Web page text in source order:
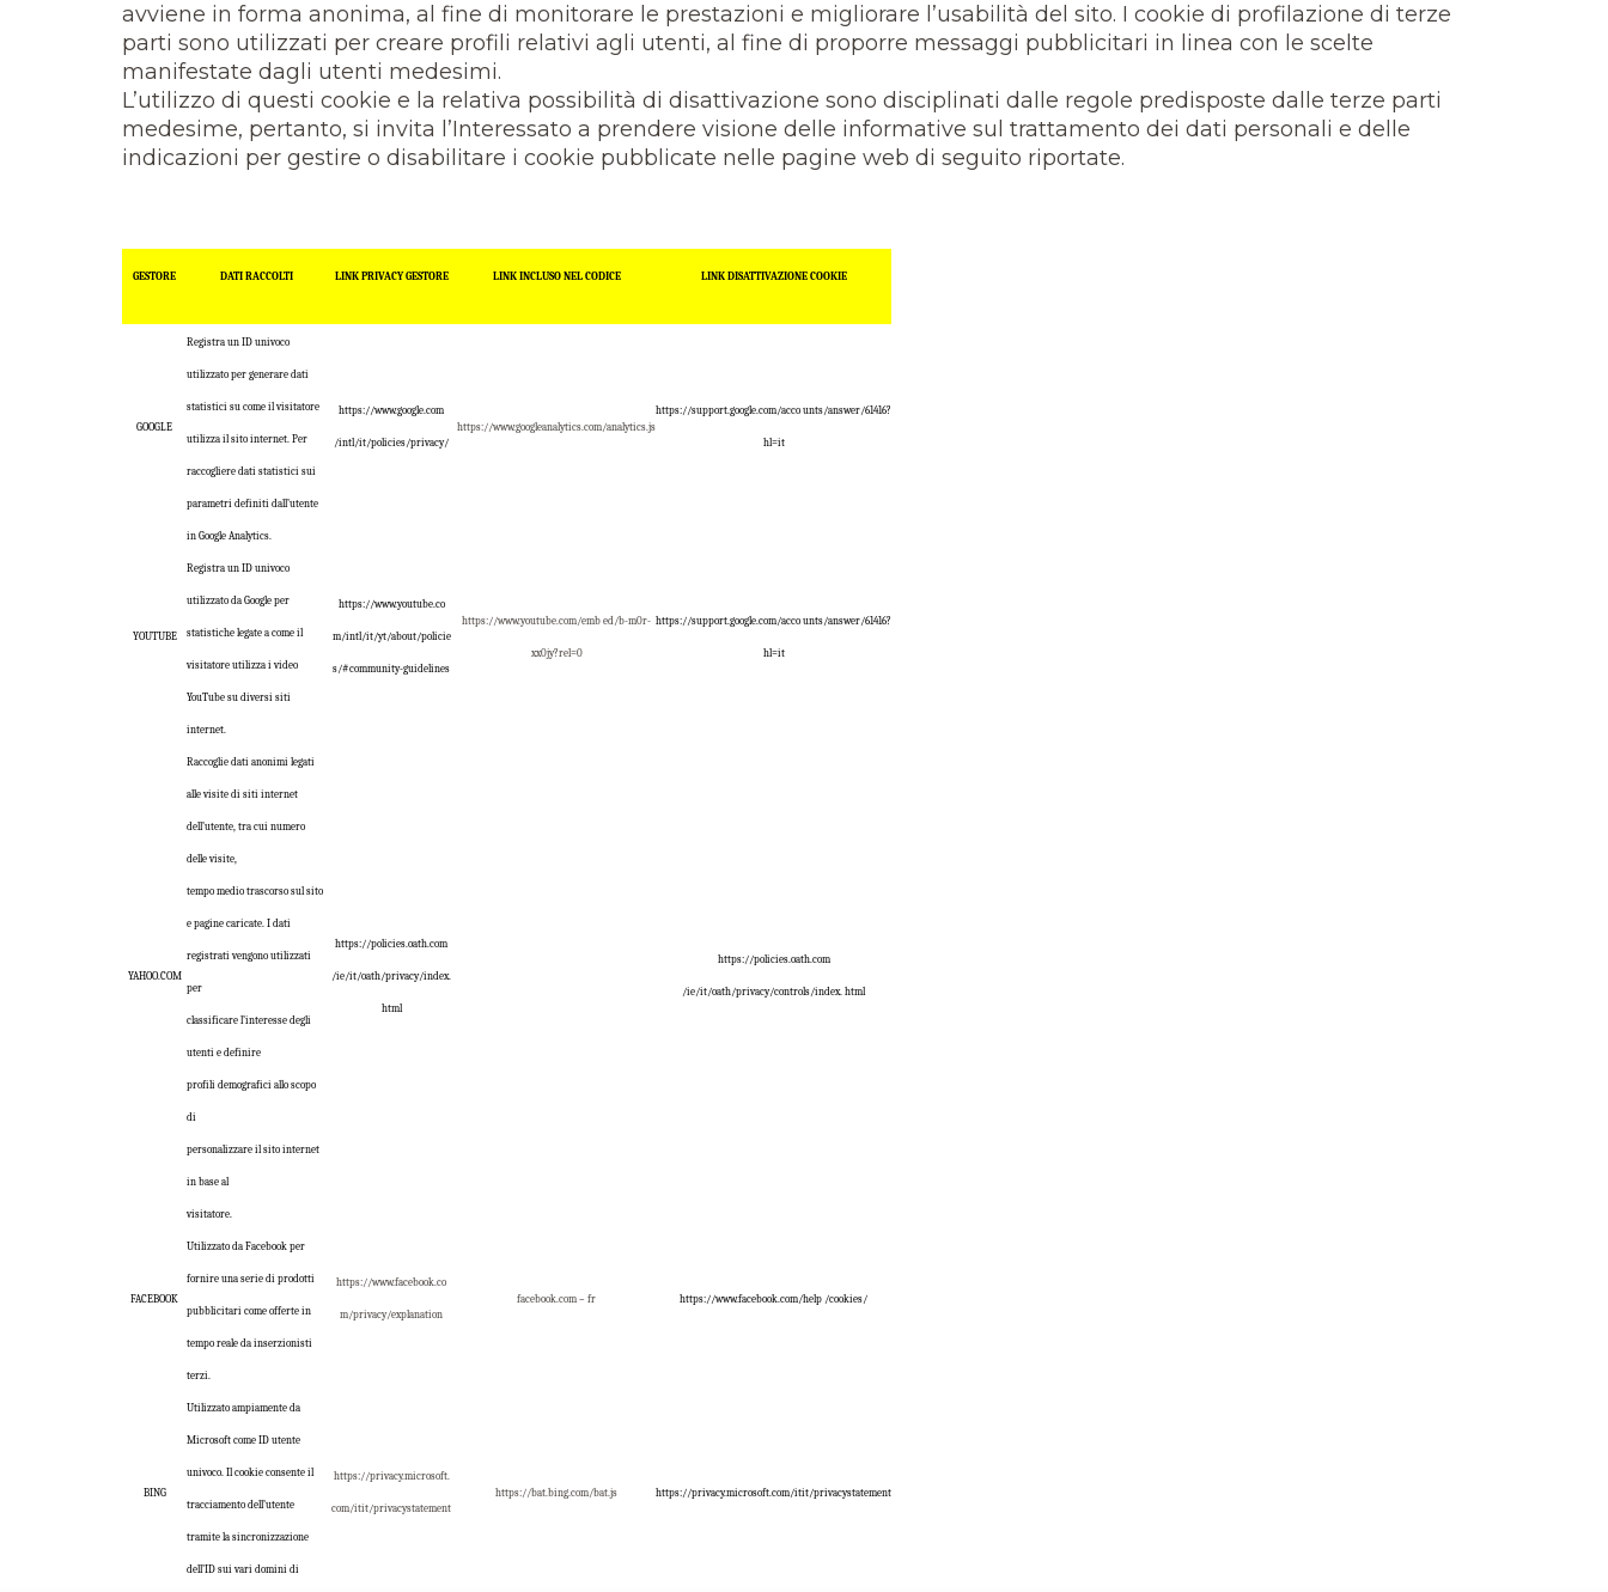
avviene in forma anonima, al fine di monitorare le prestazioni e migliorare l’usabilità del sito. I cookie di profilazione di terze
parti sono utilizzati per creare profili relativi agli utenti, al fine di proporre messaggi pubblicitari in linea con le scelte
manifestate dagli utenti medesimi.
L’utilizzo di questi cookie e la relativa possibilità di disattivazione sono disciplinati dalle regole predisposte dalle terze parti
medesime, pertanto, si invita l’Interessato a prendere visione delle informative sul trattamento dei dati personali e delle
indicazioni per gestire o disabilitare i cookie pubblicate nelle pagine web di seguito riportate.
GESTORE DATI RACCOLTI LINK PRIVACY GESTORE LINK INCLUSO NEL CODICE LINK DISATTIVAZIONE COOKIE
GOOGLE
Registra un ID univoco
utilizzato per generare dati
statistici su come il visitatore
utilizza il sito internet. Per
raccogliere dati statistici sui
parametri definiti dall’utente
in Google Analytics.
https://www.google.com
/intl/it/policies/privacy/
https://www.googleanalytics.com/analytics.js
https://support.google.com/acco unts/answer/61416?
hl=it
YOUTUBE
Registra un ID univoco
utilizzato da Google per
statistiche legate a come il
visitatore utilizza i video
YouTube su diversi siti
internet.
https://www.youtube.co
m/intl/it/yt/about/policie
s/#community-guidelines
https://www.youtube.com/emb ed/b-m0r-
xx0jy?rel=0
https://support.google.com/acco unts/answer/61416?
hl=it
YAHOO.COM
Raccoglie dati anonimi legati
alle visite di siti internet
dell’utente, tra cui numero
delle visite,
tempo medio trascorso sul sito
e pagine caricate. I dati
registrati vengono utilizzati
per
classificare l’interesse degli
utenti e definire
profili demografici allo scopo
di
personalizzare il sito internet
in base al
visitatore.
https://policies.oath.com
/ie/it/oath/privacy/index.
html
https://policies.oath.com
/ie/it/oath/privacy/controls/index. html
FACEBOOK
Utilizzato da Facebook per
fornire una serie di prodotti
pubblicitari come offerte in
tempo reale da inserzionisti
terzi.
https://www.facebook.co
m/privacy/explanation
facebook.com – fr https://www.facebook.com/help /cookies/
BING
Utilizzato ampiamente da
Microsoft come ID utente
univoco. Il cookie consente il
tracciamento dell’utente
tramite la sincronizzazione
dell’ID sui vari domini di
https://privacy.microsoft.
com/itit/privacystatement
https://bat.bing.com/bat.js https://privacy.microsoft.com/itit/privacystatement